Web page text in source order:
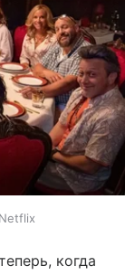
когда